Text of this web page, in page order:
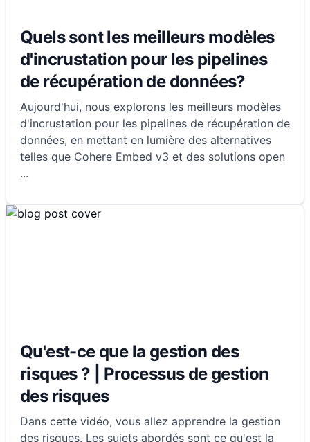
Quels sont les meilleurs modèles
d'incrustation pour les pipelines
de récupération de données?
Aujourd'hui, nous explorons les meilleurs modèles
d'incrustation pour les pipelines de récupération de
données, en mettant en lumière des alternatives
telles que Cohere Embed v3 et des solutions open
...
Qu'est-ce que la gestion des
risques ? | Processus de gestion
des risques
Dans cette vidéo, vous allez apprendre la gestion
des risques. Les sujets abordés sont ce qu'est la